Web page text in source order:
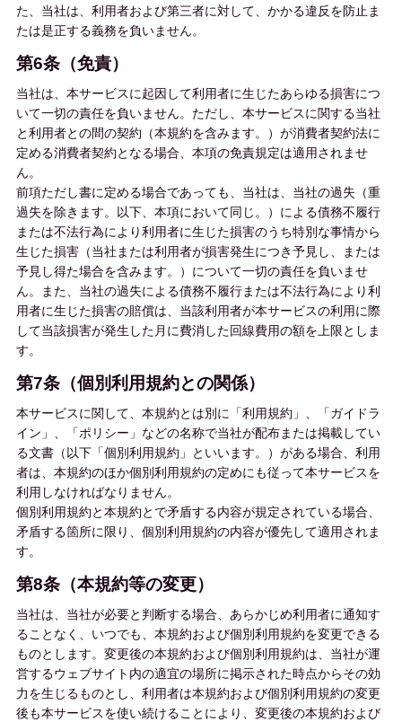
た、当社は、利用者および第三者に対して、かかる違反を防止ま
たは是正する義務を負いません。
第6条（免責）
当社は、本サービスに起因して利用者に生じたあらゆる損害につ
いて一切の責任を負いません。ただし、本サービスに関する当社
と利用者との間の契約（本規約を含みます。）が消費者契約法に
定める消費者契約となる場合、本項の免責規定は適用されませ
ん。
前項ただし書に定める場合であっても、当社は、当社の過失（重
過失を除きます。以下、本項において同じ。）による債務不履行
または不法行為により利用者に生じた損害のうち特別な事情から
生じた損害（当社または利用者が損害発生につき予見し、または
予見し得た場合を含みます。）について一切の責任を負いませ
ん。また、当社の過失による債務不履行または不法行為により利
用者に生じた損害の賠償は、当該利用者が本サービスの利用に際
して当該損害が発生した月に費消した回線費用の額を上限としま
す。
第7条（個別利用規約との関係）
本サービスに関して、本規約とは別に「利用規約」、「ガイドラ
イン」、「ポリシー」などの名称で当社が配布または掲載してい
る文書（以下「個別利用規約」といいます。）がある場合、利用
者は、本規約のほか個別利用規約の定めにも従って本サービスを
利用しなければなりません。
個別利用規約と本規約とで矛盾する内容が規定されている場合、
矛盾する箇所に限り、個別利用規約の内容が優先して適用されま
す。
第8条（本規約等の変更）
当社は、当社が必要と判断する場合、あらかじめ利用者に通知す
ることなく、いつでも、本規約および個別利用規約を変更できる
ものとします。変更後の本規約および個別利用規約は、当社が運
営するウェブサイト内の適宜の場所に掲示された時点からその効
力を生じるものとし、利用者は本規約および個別利用規約の変更
後も本サービスを使い続けることにより、変更後の本規約および